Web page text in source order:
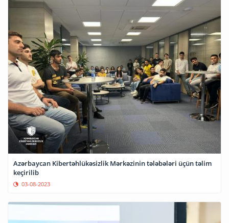
Azərbaycan Kibertəhlükəsizlik Mərkəzinin tələbələri üçün təlim
keçirilib
03-08-2023